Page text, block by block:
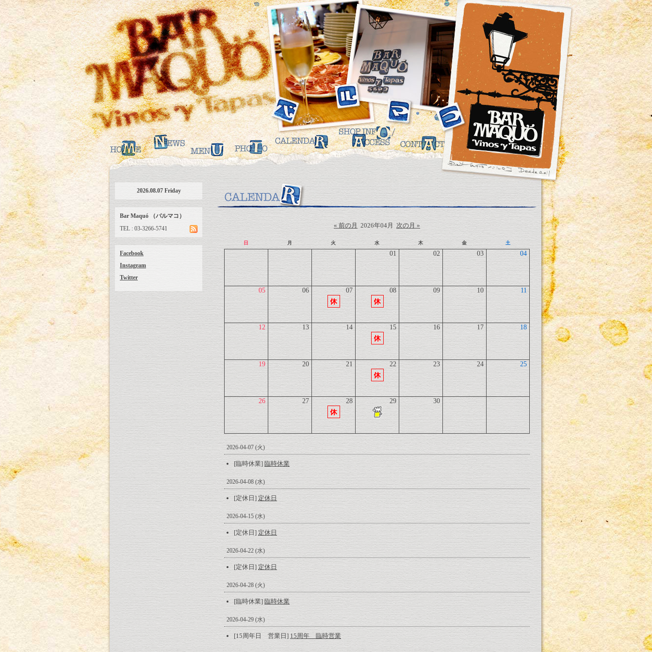
« 前の月 2026年04月 次の月 »
日 月 火 水 木 金 土
01 02 03 04
05 06 07 08 09 10 11
12 13 14 15 16 17 18
19 20 21 22 23 24 25
26 27 28 29 30
2026-04-07 (火)
[臨時休業] 臨時休業
2026-04-08 (水)
[定休日] 定休日
2026-04-15 (水)
[定休日] 定休日
2026-04-22 (水)
[定休日] 定休日
2026-04-28 (火)
[臨時休業] 臨時休業
2026-04-29 (水)
[15周年日 営業日] 15周年 臨時営業
2026.08.07 Friday
Bar Maquó （バルマコ）
TEL : 03-3266-5741
Facebook
Instagram
Twitter